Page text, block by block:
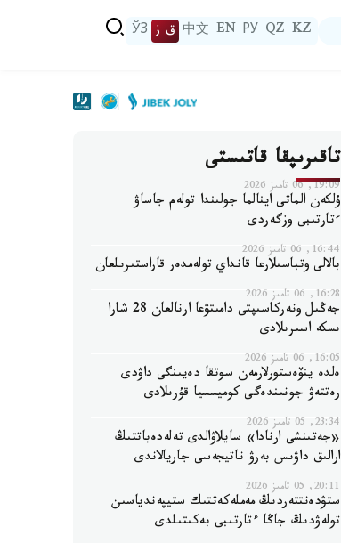
KZ
QZ
РУ
EN
中文 ق ز ЎЗ
تاقىرىپقا قاتىستى
19:09, 06 تامىز 2026
ۇلكەن الماتى اينالما جولىندا تولەم جاساۋ
ءتارتىبى وزگەردى
16:44, 06 تامىز 2026
بالالى وتباسىلارعا قانداي تولەمدەر قاراستىرىلعان
16:28, 06 تامىز 2026
جەڭىل ونەركاسىپتى دامىتۋعا ارنالعان 28 شارا
ىسكە اسىرىلادى
16:05, 06 تامىز 2026
ەلدە ينۆەستورلارمەن سوتقا دەيىنگى داۋدى
رەتتەۋ جونىندەگى كوميسسيا قۇرىلادى
23:34, 05 تامىز 2026
«جەتىنشى ارنادا» سايلاۋالدى تەلەدەباتتىڭ
ارالىق داۋىس بەرۋ ناتيجەسى جاريالاندى
20:11, 05 تامىز 2026
ستۋدەنتتەردىڭ مەملەكەتتىك ستيپەندياسىن
تولەۋدىڭ جاڭا ءتارتىبى بەكىتىلدى